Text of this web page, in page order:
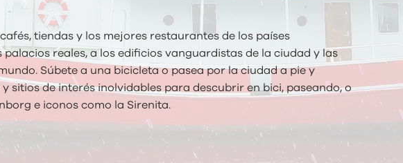
tiendas y los mejores restaurantes de los países
reales, a los edificios vanguardistas de la ciudad y las
Súbete a una bicicleta o pasea por la ciudad a pie y
de interés inolvidables para descubrir en bici, paseando, o
e iconos como la Sirenita.